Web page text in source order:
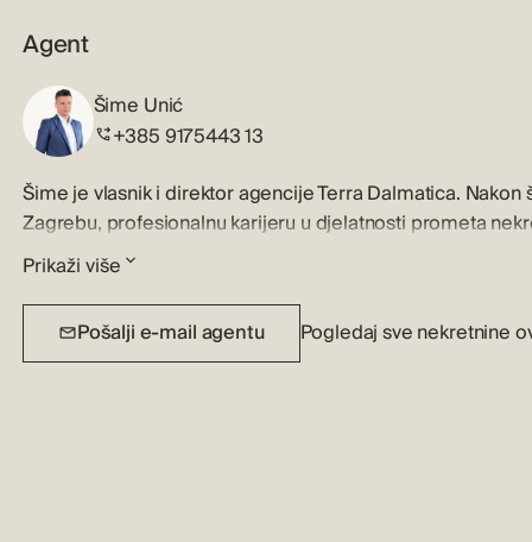
Agent
Šime Unić
+385 9175443 13
Šime je vlasnik i direktor agencije Terra Dalmatica.
Zagrebu, profesionalnu karijeru u djelatnosti prometa
Šime je licencirani trgovac nekretninama i brzo će
vaše zahtjeve te će vam strateški izložiti sve informacije,
nekretninom, ili ju trebate prodati. Specijalizirao je
dobar odnos s klijentima i razumijevanje tržišta nekretnina
Prikaži više
Pošalji e-mail agentu Pogledaj sve nekretnine